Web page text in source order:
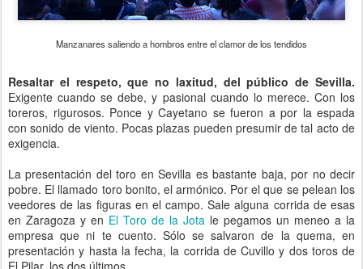
Manzanares saliendo a hombros entre el clamor de los tendidos
Resaltar el respeto, que no laxitud, del público de Sevilla.
Exigente cuando se debe, y pasional cuando lo merece. Con los
toreros, rigurosos. Ponce y Cayetano se fueron a por la espada
con sonido de viento. Pocas plazas pueden presumir de tal acto de
exigencia.
La presentación del toro en Sevilla es bastante baja, por no decir
pobre. El llamado toro bonito, el armónico. Por el que se pelean los
veedores de las figuras en el campo. Sale alguna corrida de esas
en Zaragoza y en El Toro de la Jota le pegamos un meneo a la
empresa que ni te cuento. Sólo se salvaron de la quema, en
presentación y hasta la fecha, la corrida de Cuvillo y dos toros de
El Pilar, los dos últimos.